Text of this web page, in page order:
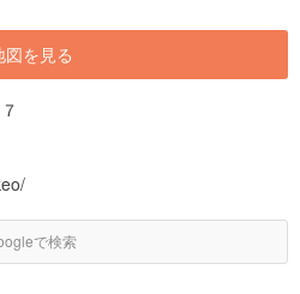
図を見る
で検索